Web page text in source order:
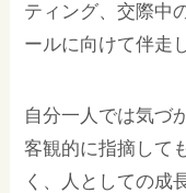
ティング、交際中
ールに向けて伴走
自分一人では気づ
客観的に指摘して
く、人としての成